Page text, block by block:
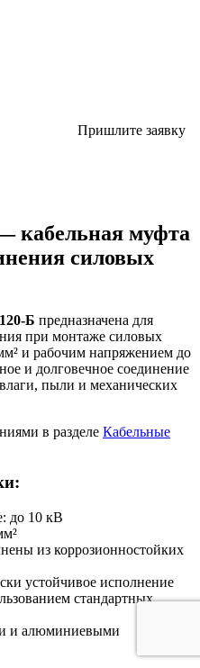
Пришлите заявку
кабельная муфта
силовых
предназначена для
при монтаже силовых
и рабочим напряжением до
и долговечное соединение
пыли и механических
в разделе Кабельные
до 10 кВ
из коррозионностойких
устойчивое исполнение
стандартных
и алюминиевыми